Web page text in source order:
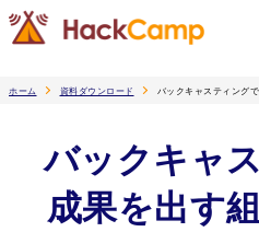
ホーム 資料ダウンロード バックキャスティング
バックキャ
成果を出す